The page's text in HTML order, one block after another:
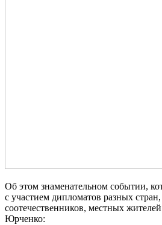
Об этом знаменательном событии,
с участием дипломатов разных
соотечественников, местных
Юрченко: